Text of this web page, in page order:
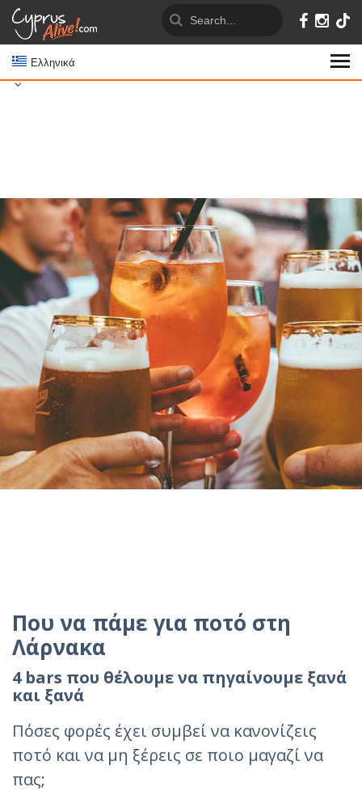
Ελληνικά
Που να πάμε για ποτό στη
Λάρνακα
4 bars που θέλουμε να πηγαίνουμε ξανά
και ξανά
Πόσες φορές έχει συμβεί να κανονίζεις
ποτό και να μη ξέρεις σε ποιο μαγαζί να
πας;